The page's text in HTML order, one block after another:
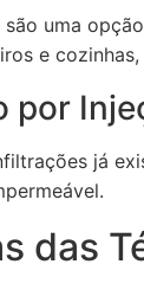
uma
e
por
já
das